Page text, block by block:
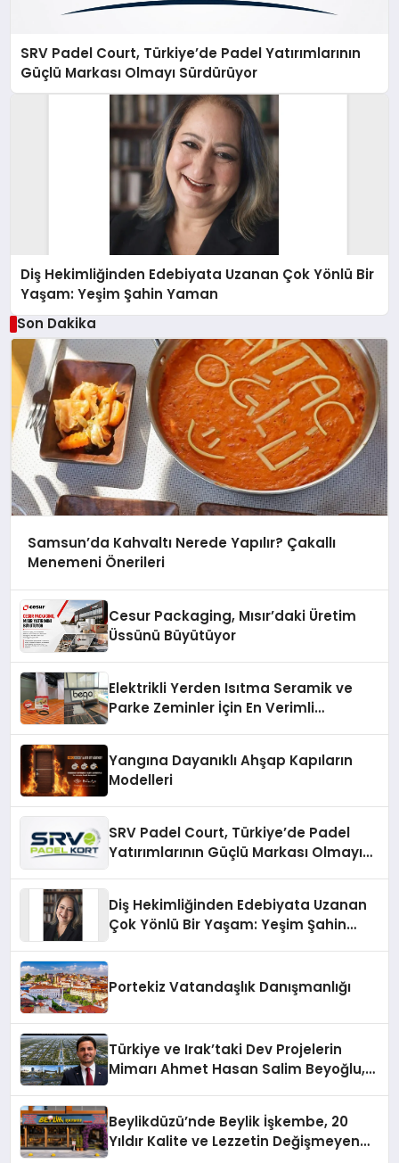
SRV Padel Court, Türkiye’de Padel Yatırımlarının
Güçlü Markası Olmayı Sürdürüyor
Diş Hekimliğinden Edebiyata Uzanan Çok Yönlü Bir
Yaşam: Yeşim Şahin Yaman
Son Dakika
Samsun’da Kahvaltı Nerede Yapılır? Çakallı
Menemeni Önerileri
Cesur Packaging, Mısır’daki Üretim
Üssünü Büyütüyor
Elektrikli Yerden Isıtma Seramik ve
Parke Zeminler İçin En Verimli
Yangına Dayanıklı Ahşap Kapıların
Modelleri
SRV Padel Court, Türkiye’de Padel
Yatırımlarının Güçlü Markası Olmayı
Diş Hekimliğinden Edebiyata Uzanan
Çok Yönlü Bir Yaşam: Yeşim Şahin
Portekiz Vatandaşlık Danışmanlığı
Türkiye ve Irak’taki Dev Projelerin
Mimarı Ahmet Hasan Salim Beyoğlu,
Hayata Geçirecek
Beylikdüzü’nde Beylik İşkembe, 20
Yıldır Kalite ve Lezzetin Değişmeyen